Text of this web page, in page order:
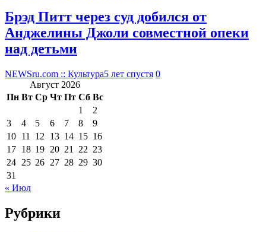
Брэд Питт через суд добился от
Анджелины Джоли совместной опеки
над детьми
NEWSru.com :: Культура5 лет спустя 0
Август 2026
Пн Вт Ср Чт Пт Сб Вс
1
2
3
4 5 6 7 8
9
10 11 12 13 14 15 16
17 18 19 20 21 22 23
24 25 26 27 28 29 30
31
« Июл
Рубрики